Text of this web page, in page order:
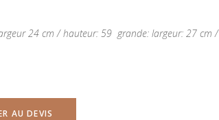
24 cm / hauteur: 59 grande: largeur: 27 cm /
AU DEVIS